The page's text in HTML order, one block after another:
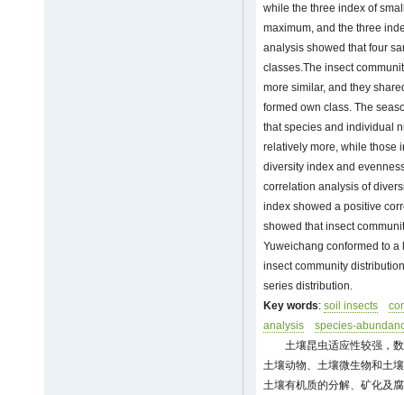
while the three index of
maximum, and the three
analysis showed that four
classes.The insect
more similar, and they
formed own class. The
that species and individual
relatively more, while those
diversity index and
correlation analysis of
index showed a positive
showed that insect
Yuweichang conformed to
insect community
series distribution.
Key words: soil insects
analysis
species-
土壤昆虫适应性较强，
土壤动物、土壤微生物和土
土壤有机质的分解、矿化及